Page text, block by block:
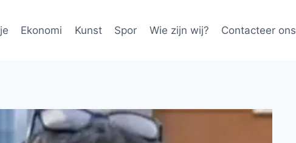
Ekonomi Kunst Spor Wie zijn wij? Contacteer ons